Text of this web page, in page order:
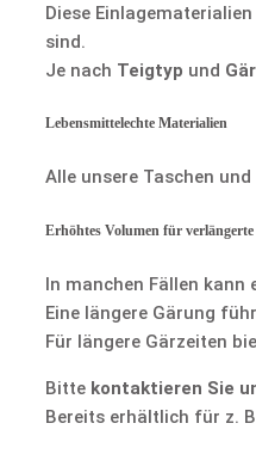
Diese
sind.
Je nach Teigtyp und
Lebensmittelechte Materialien
Alle unsere Taschen
Erhöhtes Volumen für verlängerte
In manchen Fällen kann
Eine längere Gärung
Für längere Gärzeiten
Bitte kontaktieren Sie
Bereits erhältlich für z.